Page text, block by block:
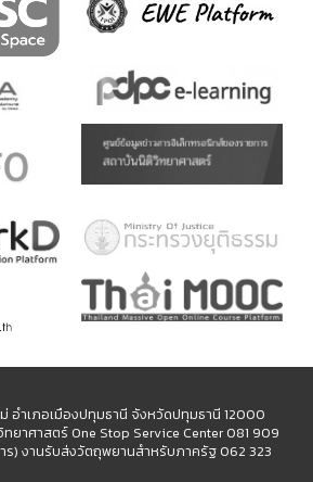
ม่ อำเภอเมืองปทุมธานี จังหวัดปทุมธานี 12000
ยาศาสตร์ One Stop Service Center 081 909
ร) งานรับส่งวัตถุพยานสำหรับภาครัฐ 062 323